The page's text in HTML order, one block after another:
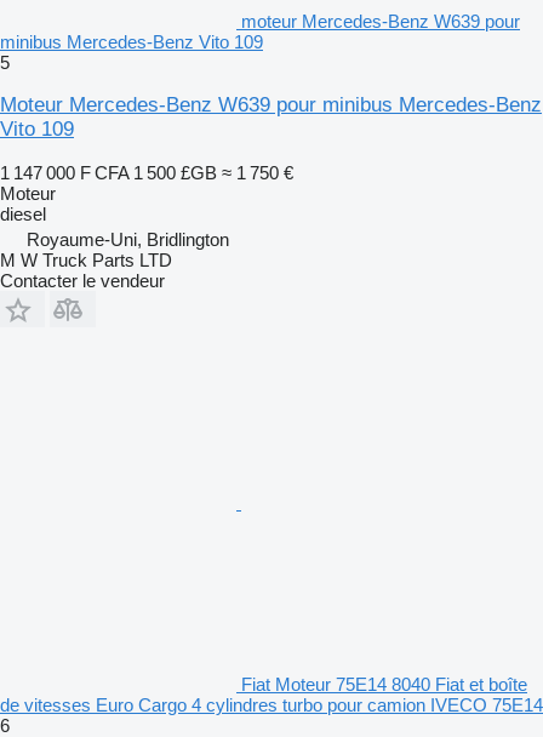
moteur Mercedes-Benz W639 pour
minibus Mercedes-Benz Vito 109
5
Moteur Mercedes-Benz W639 pour minibus Mercedes-Benz
Vito 109
1 147 000 F CFA 1 500 £GB ≈ 1 750 €
Moteur
diesel
Royaume-Uni, Bridlington
M W Truck Parts LTD
Contacter le vendeur
Fiat Moteur 75E14 8040 Fiat et boîte
de vitesses Euro Cargo 4 cylindres turbo pour camion IVECO 75E14
6